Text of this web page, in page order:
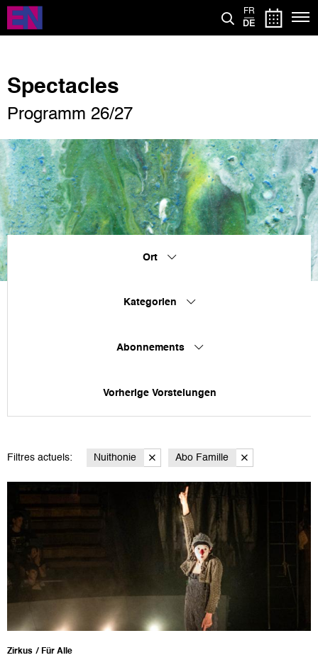
Direkt
zum
Inhalt
FR
DE
Spectacles
Programm 26/27
Ort
Kategorien
Abonnements
Vorherige Vorstelungen
Filtres actuels: Nuithonie Abo Famille
Zirkus Für Alle